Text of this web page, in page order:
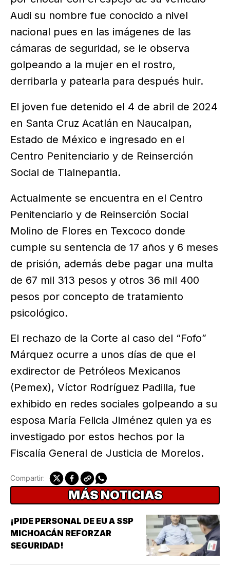
Audi su nombre fue conocido a nivel
nacional pues en las imágenes de las
cámaras de seguridad, se le observa
golpeando a la mujer en el rostro,
derribarla y patearla para después huir.
El joven fue detenido el 4 de abril de 2024
en Santa Cruz Acatlán en Naucalpan,
Estado de México e ingresado en el
Centro Penitenciario y de Reinserción
Social de Tlalnepantla.
Actualmente se encuentra en el Centro
Penitenciario y de Reinserción Social
Molino de Flores en Texcoco donde
cumple su sentencia de 17 años y 6 meses
de prisión, además debe pagar una multa
de 67 mil 313 pesos y otros 36 mil 400
pesos por concepto de tratamiento
psicológico.
El rechazo de la Corte al caso del “Fofo”
Márquez ocurre a unos días de que el
exdirector de Petróleos Mexicanos
(Pemex), Víctor Rodríguez Padilla, fue
exhibido en redes sociales golpeando a su
esposa María Felicia Jiménez quien ya es
investigado por estos hechos por la
Fiscalía General de Justicia de Morelos.
Compartir:
MÁS NOTICIAS
¡PIDE PERSONAL DE EU A SSP
MICHOACÁN REFORZAR
SEGURIDAD!